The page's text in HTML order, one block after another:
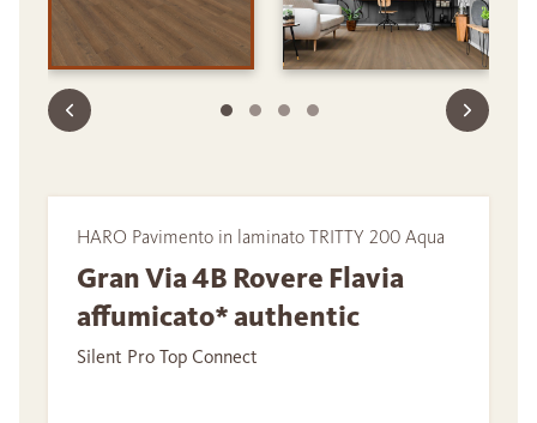
HARO Pavimento in laminato TRITTY 200 Aqua
Gran Via 4B Rovere Flavia
affumicato* authentic
Silent Pro Top Connect